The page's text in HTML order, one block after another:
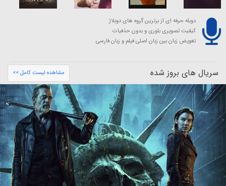
دوبله حرفه ای از برترین گروه های دوبلاژ
کیفیت تصویری بلوری و بدون حذفیات
تعویض زبان بین زبان اصلی فیلم و زبان فارسی
سریال های بروز شده مشاهده لیست کامل >>